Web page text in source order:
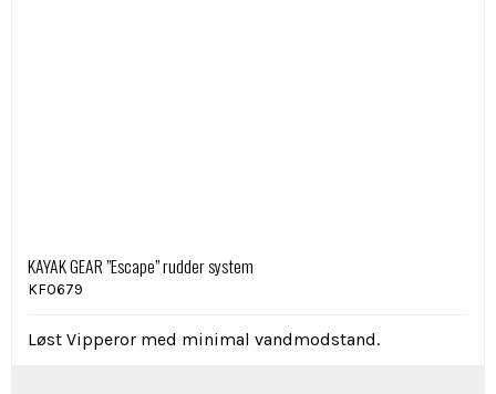
KAYAK GEAR ”Escape” rudder system
KF0679
Løst Vipperor med minimal vandmodstand.